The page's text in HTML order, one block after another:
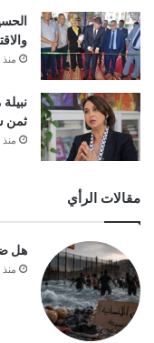
ثمن
مقالات الرأي
هل
منذ 5 أيام